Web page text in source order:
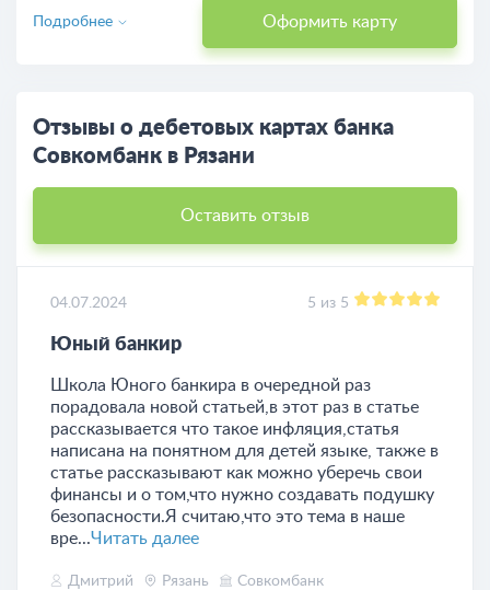
Оформить карту
Подробнее
Отзывы о дебетовых картах банка
Совкомбанк в Рязани
Оставить отзыв
04.07.2024 5 из 5
Юный банкир
Школа Юного банкира в очередной раз
порадовала новой статьей,в этот раз в статье
рассказывается что такое инфляция,статья
написана на понятном для детей языке, также в
статье рассказывают как можно уберечь свои
финансы и о том,что нужно создавать подушку
безопасности.Я считаю,что это тема в наше
вре...Читать далее
Дмитрий Рязань Совкомбанк